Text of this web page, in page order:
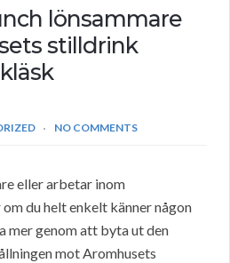
lönsammare
stilldrink
NO COMMENTS
eller arbetar inom
du helt enkelt känner någon
mer genom att byta ut den
mot Aromhusets